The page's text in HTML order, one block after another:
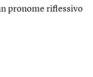
pronome riflessivo